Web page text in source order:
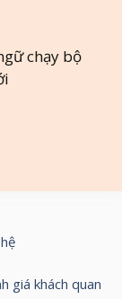
chạy bộ
giá khách quan